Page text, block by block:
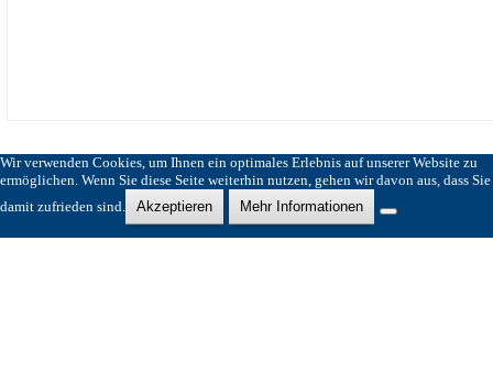
Wir verwenden Cookies, um Ihnen ein optimales Erlebnis auf unserer Website zu
ermöglichen. Wenn Sie diese Seite weiterhin nutzen, gehen wir davon aus, dass Sie
damit zufrieden sind.
Akzeptieren Mehr Informationen